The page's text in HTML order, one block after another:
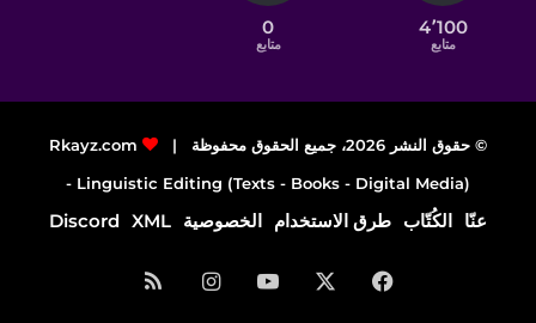
4٬100
متابع
0
متابع
© حقوق النشر 2026، جميع الحقوق محفوظة |
Rkayz.com
Linguistic Editing (Texts - Books - Digital Media) -
عنّا الكُتّاب طرق الاستخدام الخصوصية XML
Discord
فيسبوك ‫YouTubeانستقرامملخص